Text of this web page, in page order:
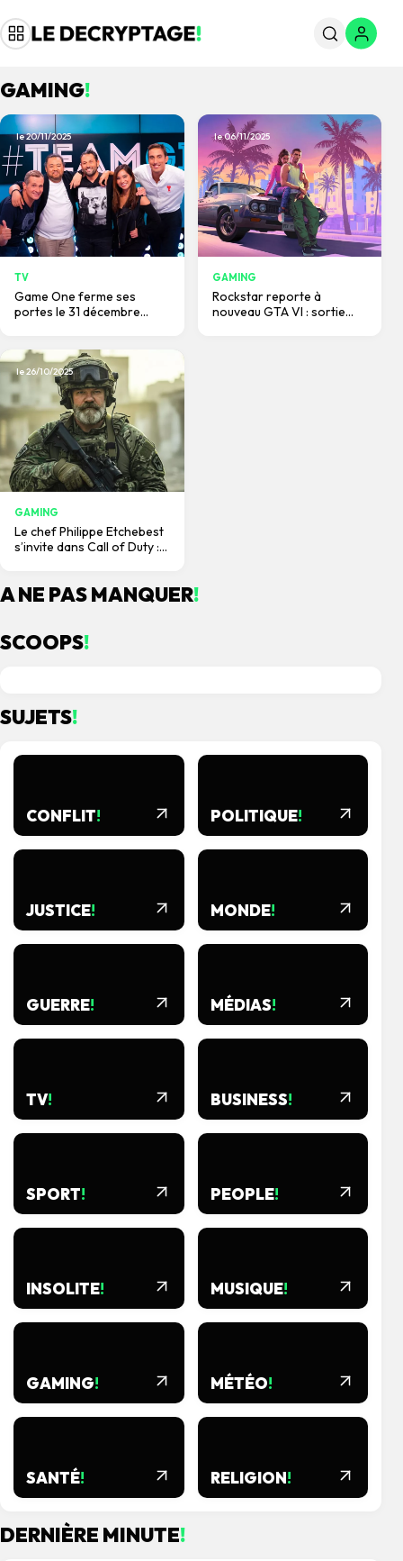
GAMING!
le 20/11/2025
TV
Game One ferme ses
portes le 31 décembre
le 06/11/2025
GAMING
Rockstar reporte à
nouveau GTA VI : sortie
le 26/10/2025
GAMING
Le chef Philippe Etchebest
s’invite dans Call of Duty :
A NE PAS MANQUER!
SCOOPS!
SUJETS!
CONFLIT! POLITIQUE!
JUSTICE! MONDE!
GUERRE! MÉDIAS!
TV! BUSINESS!
SPORT! PEOPLE!
INSOLITE! MUSIQUE!
GAMING! MÉTÉO!
SANTÉ! RELIGION!
DERNIÈRE MINUTE!